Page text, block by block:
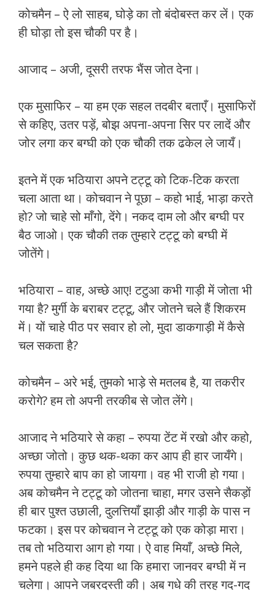
कोचमैन – ऐ लो साहब, घोड़े का तो बंदोबस्त कर लें। एक
ही घोड़ा तो इस चौकी पर है।
आजाद – अजी, दूसरी तरफ भैंस जोत देना।
एक मुसाफिर – या हम एक सहल तदबीर बताएँ। मुसाफिरों
से कहिए, उतर पड़ें, बोझ अपना-अपना सिर पर लादें और
जोर लगा कर बग्घी को एक चौकी तक ढकेल ले जायँ।
इतने में एक भठियारा अपने टट्टू को टिक-टिक करता
चला आता था। कोचवान ने पूछा – कहो भाई, भाड़ा करते
हो? जो चाहे सो माँगो, देंगे। नकद दाम लो और बग्घी पर
बैठ जाओ। एक चौकी तक तुम्हारे टट्टू को बग्घी में
जोतेंगे।
भठियारा – वाह, अच्छे आए! टटुआ कभी गाड़ी में जोता भी
गया है? मुर्गी के बराबर टट्टू, और जोतने चले हैं शिकरम
में। यों चाहे पीठ पर सवार हो लो, मुदा डाकगाड़ी में कैसे
चल सकता है?
कोचमैन – अरे भई, तुमको भाड़े से मतलब है, या तकरीर
करोगे? हम तो अपनी तरकीब से जोत लेंगे।
आजाद ने भठियारे से कहा – रुपया टेंट में रखो और कहो,
अच्छा जोतो। कुछ थक-थका कर आप ही हार जायँगे।
रुपया तुम्हारे बाप का हो जायगा। वह भी राजी हो गया।
अब कोचमैन ने टट्टू को जोतना चाहा, मगर उसने सैकड़ों
ही बार पुश्त उछाली, दुलत्तियाँ झाड़ी और गाड़ी के पास न
फटका। इस पर कोचवान ने टट्टू को एक कोड़ा मारा।
तब तो भठियारा आग हो गया। ऐ वाह मियाँ, अच्छे मिले,
हमने पहले ही कह दिया था कि हमारा जानवर बग्घी में न
चलेगा। आपने जबरदस्ती की। अब गधे की तरह गद-गद